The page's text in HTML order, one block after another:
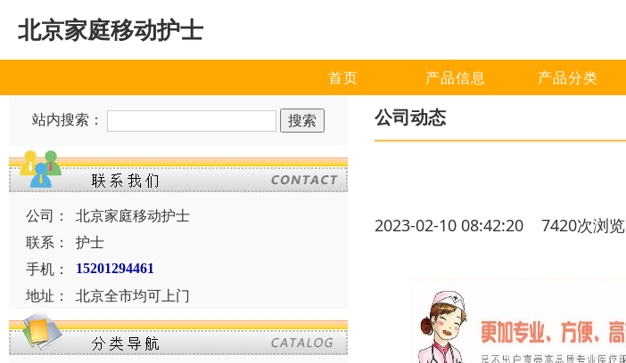
北京家庭移动护士
首页 产品信息 产品分类
站内搜索：
公司：
北京家庭移动护士
联系：
护士
手机：
15201294461
地址： 北京全市均可上门
公司动态
2023-02-10 08:42:20 7420次浏览